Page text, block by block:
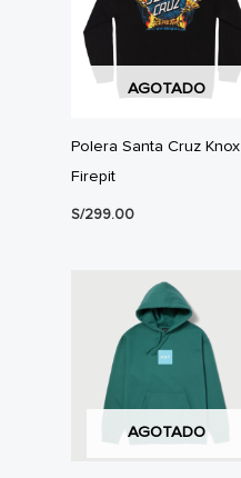
AGOTADO
Polera Santa Cruz Knox
Firepit
S/299.00
AGOTADO